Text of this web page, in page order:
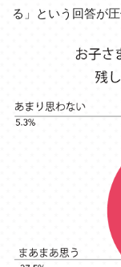
る」という回答が